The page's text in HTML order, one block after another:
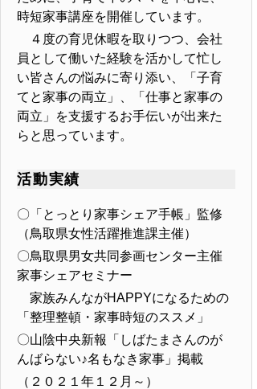
時短家事講座を開催しています。
４度の育児休暇を取りつつ、会社
員として働いた経験を活かして忙し
い皆さんの悩みに寄り添い、「子育
てと家事の両立」、「仕事と家事の
両立」を支援するお手伝いが出来た
らと思っています。
活動実績
〇「とっとり家事シェア手帳」監修
（鳥取県女性活躍推進課主催）
〇鳥取県男女共同参画センター主催
家事シェアセミナー
家族みんながHAPPYになるための
「整理整頓・家事時短のススメ」
〇山陰中央新報「しばたまさんのが
んばらない♪名もなき家事」掲載
（２０２１年１２月～）